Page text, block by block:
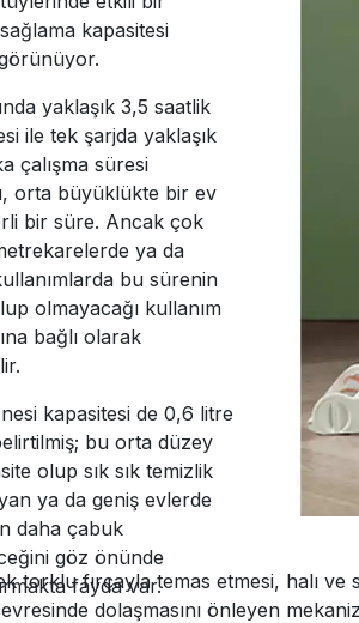
kapasitesi
yaklaşık 3,5 saatlik
ile tek şarjda yaklaşık
çalışma süresi
orta büyüklükte bir ev
bir süre. Ancak çok
ya da
bu sürenin
olmayacağı kullanım
bağlı olarak
kapasitesi de 0,6 litre
bu orta düzey
olup sık sık temizlik
ya da geniş evlerde
daha çabuk
göz önünde
fayda var.
torklu fırçayla temas etmesi, halı
dolaşmasını önleyen